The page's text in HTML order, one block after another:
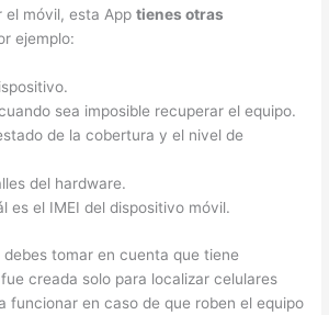
el móvil, esta Apptienes otras
ejemplo:
sea imposible recuperar el equipo.
de la cobertura y el nivel de
del hardware.
es el IMEI del dispositivo móvil.
tomar en cuenta que tiene
creada solo para localizar celulares
funcionar en caso de que roben el equipo